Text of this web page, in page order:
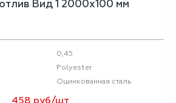
Вид 1 2000х100 мм
0,45
Polyester
Оцинкованная сталь
458 руб/шт